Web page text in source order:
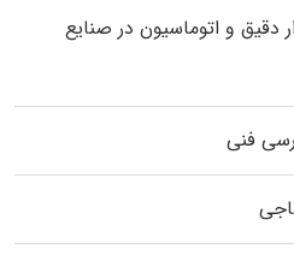
دقیق و اتوماسیون در صنایع
فنی